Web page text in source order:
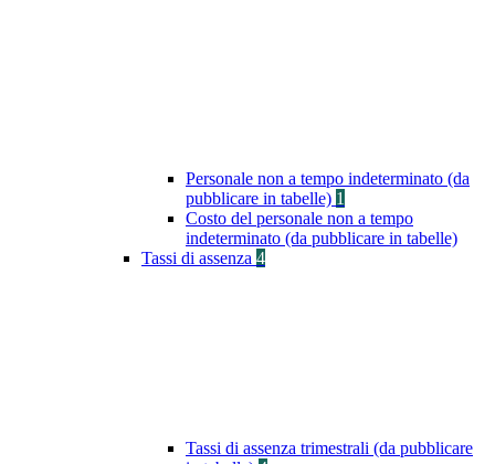
Personale non a tempo indeterminato (da
pubblicare in tabelle) 1
Costo del personale non a tempo
indeterminato (da pubblicare in tabelle)
Tassi di assenza 4
Tassi di assenza trimestrali (da pubblicare